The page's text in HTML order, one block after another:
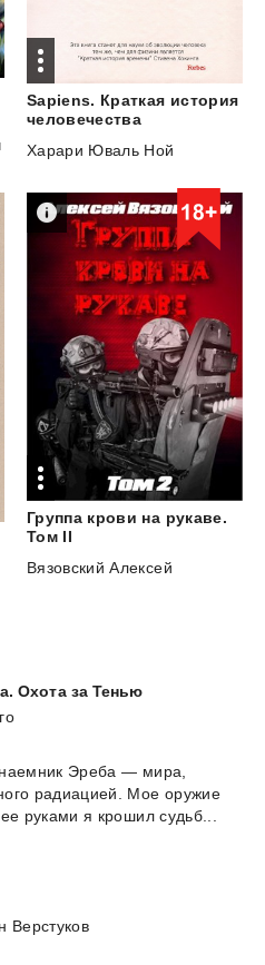
Sapiens. Краткая история
человечества
Харари Юваль Ной
Группа крови на рукаве.
Том II
Вязовский Алексей
Охота за Тенью
наемник Эреба — мира,
радиацией. Мое оружие
ее руками я крошил судьб...
Верстуков